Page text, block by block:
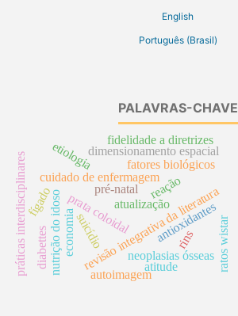
English
Português (Brasil)
PALAVRAS-CHAVE
cuidado de enfermagem
prata coloidal
etiologia
revisão integrativa da literatura
atualizaçãoantioxidantes
nutrição do idoso
dimensionamento espacial
autoimagem
neoplasias ósseas
fatores biológicos
rins
suicídio
práticas interdisciplinares economia
fígado reação
diabettes ratos wistar
fidelidade a diretrizes
atitude
pré-natal